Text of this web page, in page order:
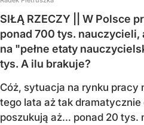
SIŁĄ RZECZY || W Polsce
ponad 700 tys. nauczycieli,
na "pełne etaty
tys. A ilu brakuje?
Cóż, sytuacja na rynku pracy
tego lata aż tak dramatycznie
poszukują aż… ponad 20 tys.